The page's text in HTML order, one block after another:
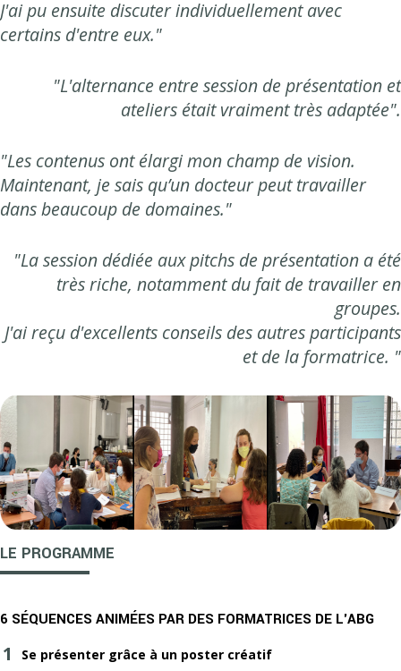
J'ai pu ensuite discuter individuellement avec
certains d'entre eux."
"L'alternance entre session de présentation et
ateliers était vraiment très adaptée".
"Les contenus ont élargi mon champ de vision.
Maintenant, je sais qu’un docteur peut travailler
dans beaucoup de domaines."
"La session dédiée aux pitchs de présentation a été
très riche, notamment du fait de travailler en
groupes.
J'ai reçu d'excellents conseils des autres participants
et de la formatrice. "
LE PROGRAMME
6 SÉQUENCES ANIMÉES PAR DES FORMATRICES DE L'ABG
Se présenter grâce à un poster créatif